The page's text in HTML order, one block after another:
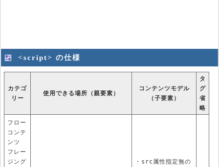
<script> の仕様
カテゴ
リー
使用できる場所（親要素）
コンテンツモデル
（子要素）
タ
グ
省
略
フロー
コンテ
ンツ
フレー
ジング
・src属性指定無の